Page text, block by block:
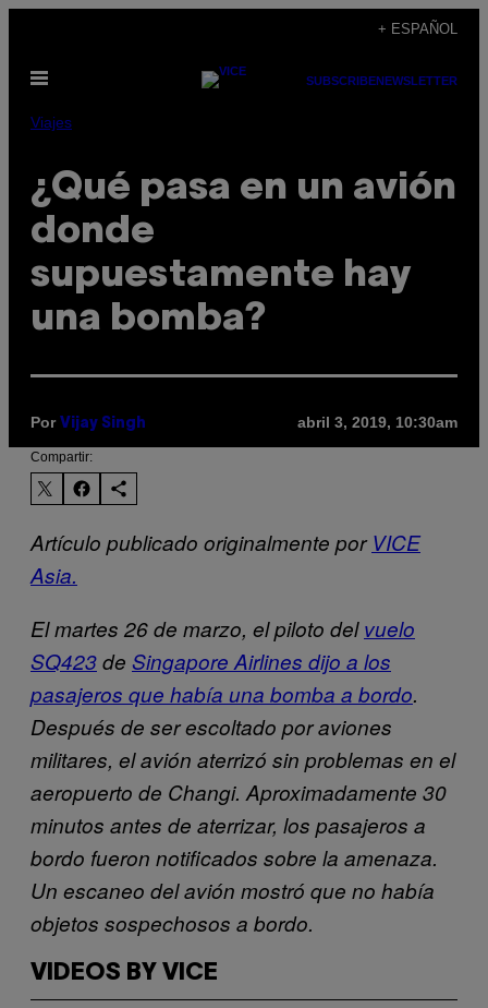
contenido
+ ESPAÑOL
Abrir
SUBSCRIBENEWSLETTER
Viajes
¿Qué pasa en un avión
donde
supuestamente hay
una bomba?
Por Vijay Singh abril 3, 2019, 10:30am
Compartir:
Artículo publicado originalmente porVICE
Asia.
El martes 26 de marzo, el piloto delvuelo
SQ423de Singapore Airlines dijo a los
pasajeros que había una bomba a bordo.
Después de ser escoltado por aviones
militares, el avión aterrizó sin problemas en el
aeropuerto de Changi. Aproximadamente 30
minutos antes de aterrizar, los pasajeros a
bordo fueron notificados sobre la amenaza.
Un escaneo del avión mostró que no había
objetos sospechosos a bordo.
VIDEOS BY VICE